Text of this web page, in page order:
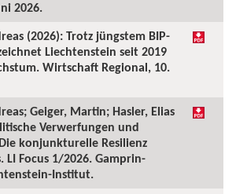
2026.
(2026): Trotz jüngstem BIP-
Liechtenstein seit 2019
Wirtschaft Regional, 10.
Geiger, Martin; Hasler, Elias
Verwerfungen und
konjunkturelle Resilienz
LI Focus 1/2026. Gamprin-
Institut.